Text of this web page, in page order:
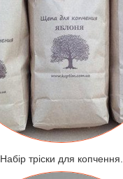
Набір тріски для копчення.